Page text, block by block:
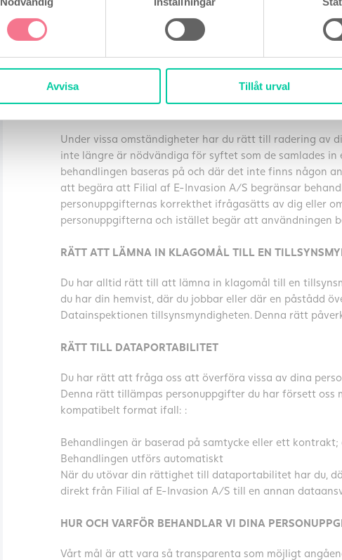
Avvisa Tillåt urval
RÄTT TILL RÄTTELSE
Du har rätt att gå rättning av felaktiga personuppgifter
RÄTT TILL RADERING (”RÄTTEN ATT BLI GLÖMD”)
Under vissa omständigheter har du rätt till radering av
inte längre är nödvändiga för syftet som de samlades
behandlingen baseras på och där det inte finns någon
att begära att Filial af E-Invasion A/S begränsar
personuppgifternas korrekthet ifrågasätts av dig eller
personuppgifterna och istället begär att användningen
RÄTT ATT LÄMNA IN KLAGOMÅL TILL EN
Du har alltid rätt till att lämna in klagomål till en
du har din hemvist, där du jobbar eller där en påstådd
Datainspektionen tillsynsmyndigheten. Denna rätt
RÄTT TILL DATAPORTABILITET
Du har rätt att fråga oss att överföra vissa av dina
Denna rätt tillämpas personuppgifter du har försett
kompatibelt format ifall: :
Behandlingen är baserad på samtycke eller ett kontrakt;
Behandlingen utförs automatiskt
När du utövar din rättighet till dataportabilitet har du,
direkt från Filial af E-Invasion A/S till en annan
HUR OCH VARFÖR BEHANDLAR VI DINA
Vårt mål är att vara så transparenta som möjligt